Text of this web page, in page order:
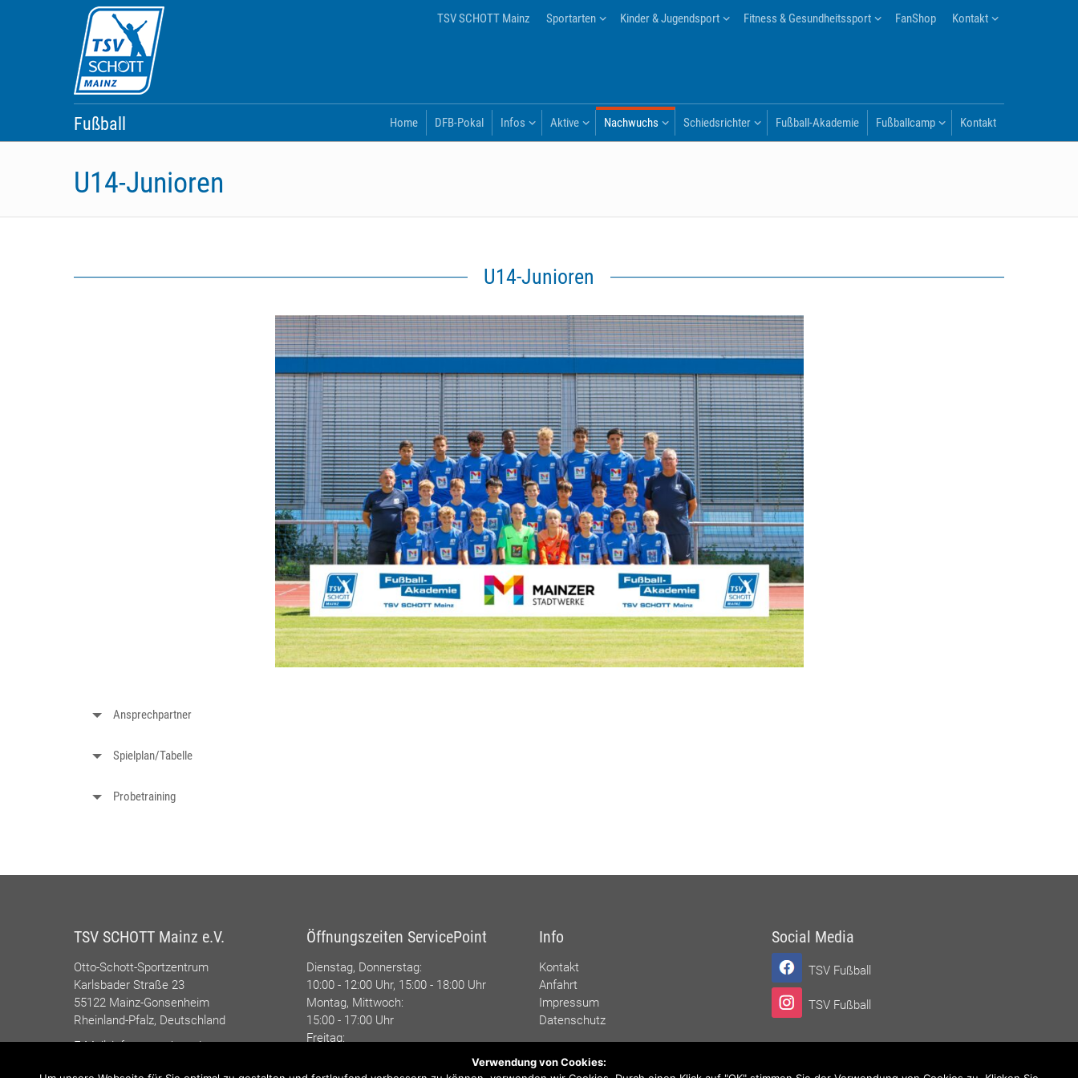
TSV SCHOTT Mainz Sportarten Kinder & Jugendsport Fitness & Gesundheitssport FanShop Kontakt
Fußball Home DFB-Pokal Infos Aktive Nachwuchs Schiedsrichter Fußball-Akademie Fußballcamp Kontakt
U14-Junioren
U14-Junioren
Ansprechpartner
Spielplan/Tabelle
Probetraining
TSV SCHOTT Mainz e.V.
Otto-Schott-Sportzentrum
Karlsbader Straße 23
55122 Mainz-Gonsenheim
Rheinland-Pfalz, Deutschland
E-Mail:info@tsvschott.de
Öffnungszeiten ServicePoint
Dienstag, Donnerstag:
10:00 - 12:00 Uhr, 15:00 - 18:00 Uhr
Montag, Mittwoch:
15:00 - 17:00 Uhr
Freitag:
Info
Kontakt
Anfahrt
Impressum
Datenschutz
Sportarten sind die zuständigen
Social Media
TSV Fußball
TSV Fußball
Verwendung von Cookies: